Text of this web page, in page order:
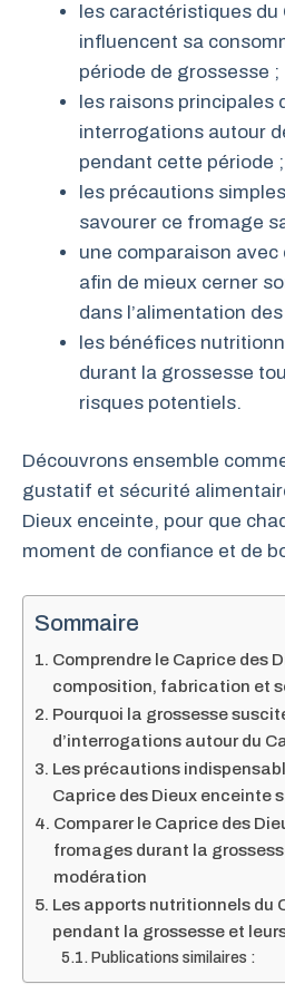
les caractéristiques du
influencent sa
période de grossesse ;
les raisons principales
interrogations autour
pendant cette période ;
les précautions
savourer ce fromage
une comparaison avec
afin de mieux cerner
dans l’alimentation
les bénéfices
durant la grossesse
risques potentiels.
Découvrons ensemble
gustatif et sécurité
Dieux enceinte, pour que
moment de confiance et de
Sommaire
Comprendre le Caprice des
composition, fabrication et
Pourquoi la grossesse
d’interrogations autour du
Les précautions
Caprice des Dieux enceinte
Comparer le Caprice des
fromages durant la
modération
Les apports nutritionnels du
pendant la grossesse et
Publications similaires :